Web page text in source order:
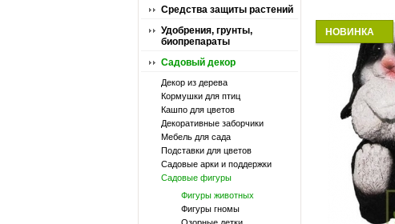
Средства защиты растений
Удобрения, грунты,
биопрепараты
Садовый декор
Декор из дерева
Кормушки для птиц
Кашпо для цветов
Декоративные заборчики
Мебель для сада
Подставки для цветов
Садовые арки и поддержки
Садовые фигуры
Фигуры животных
Фигуры гномы
НОВИНКА